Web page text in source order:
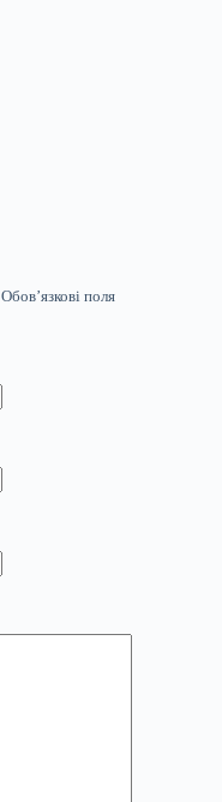
Обов’язкові поля